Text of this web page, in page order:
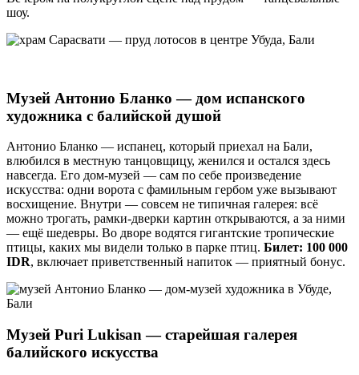
шоу.
Музей Антонио Бланко — дом испанского
художника с балийской душой
Антонио Бланко — испанец, который приехал на Бали,
влюбился в местную танцовщицу, женился и остался здесь
навсегда. Его дом-музей — сам по себе произведение
искусства: одни ворота с фамильным гербом уже вызывают
восхищение. Внутри — совсем не типичная галерея: всё
можно трогать, рамки-дверки картин открываются, а за ними
— ещё шедевры. Во дворе водятся гигантские тропические
птицы, каких мы видели только в парке птиц. Билет: 100 000
IDR, включает приветственный напиток — приятный бонус.
Музей Puri Lukisan — старейшая галерея
балийского искусства